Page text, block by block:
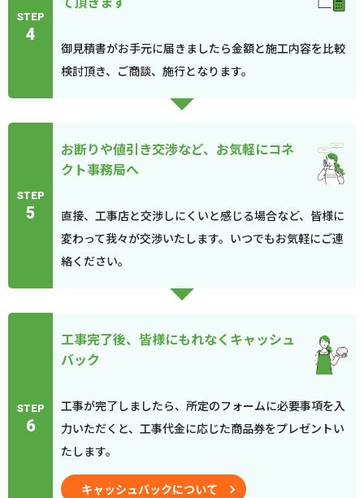
STEP
4
御見積書がお手元に届きましたら金額と施工内容を比較
検討頂き、ご商談、施行となります。
STEP
5
お断りや値引き交渉など、お気軽にコネ
クト事務局へ
直接、工事店と交渉しにくいと感じる場合など、皆様に
変わって我々が交渉いたします。いつでもお気軽にご連
絡ください。
STEP
6
工事完了後、皆様にもれなくキャッシュ
バック
工事が完了しましたら、所定のフォームに必要事項を入
力いただくと、工事代金に応じた商品券をプレゼントい
たします。
キャッシュバックについて